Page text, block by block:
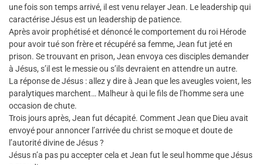
une fois son temps arrivé, il est venu relayer Jean. Le leadership qui
caractérise Jésus est un leadership de patience.
Après avoir prophétisé et dénoncé le comportement du roi Hérode
pour avoir tué son frère et récupéré sa femme, Jean fut jeté en
prison. Se trouvant en prison, Jean envoya ces disciples demander
à Jésus, s’il est le messie ou s’ils devraient en attendre un autre.
La réponse de Jésus : allez y dire à Jean que les aveugles voient, les
paralytiques marchent… Malheur à qui le fils de l’homme sera une
occasion de chute.
Trois jours après, Jean fut décapité. Comment Jean que Dieu avait
envoyé pour annoncer l’arrivée du christ se moque et doute de
l’autorité divine de Jésus ?
Jésus n’a pas pu accepter cela et Jean fut le seul homme que Jésus